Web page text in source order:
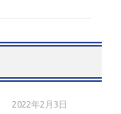
2022年2月3日